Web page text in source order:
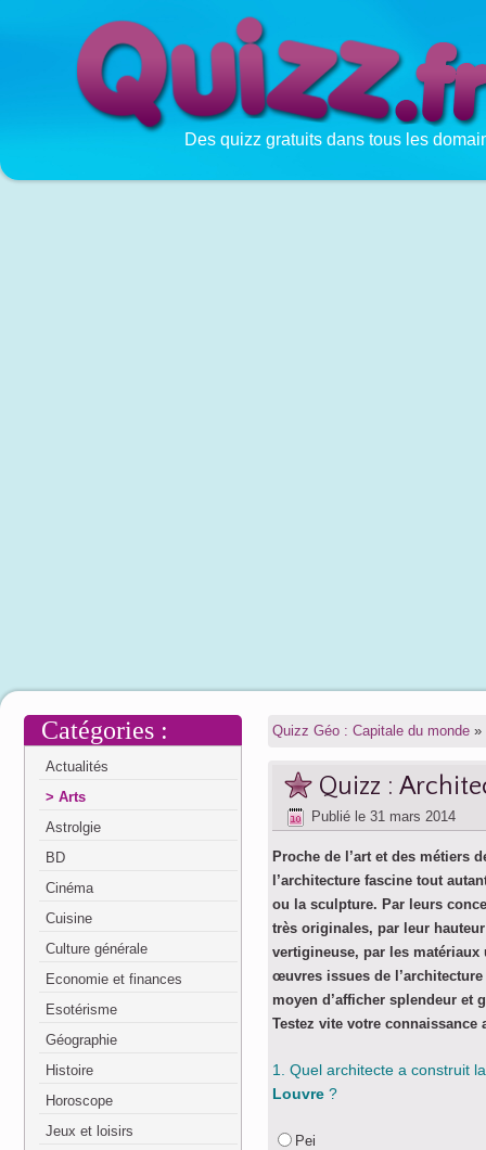
Des quizz gratuits dans tous les
Catégories :
Actualités
Arts
Astrolgie
BD
Cinéma
Cuisine
Culture générale
Economie et finances
Esotérisme
Géographie
Histoire
Horoscope
Jeux et loisirs
Quizz Géo : Capitale du monde »
Quizz :
Publié le 31 mars 2014
Proche de l’art et des métiers
l’architecture fascine tout
ou la sculpture. Par leurs
très originales, par leur
vertigineuse, par les matériaux
œuvres issues de
moyen d’afficher splendeur et
Testez vite votre connaissance
1. Quel architecte a construit
Louvre ?
Pei